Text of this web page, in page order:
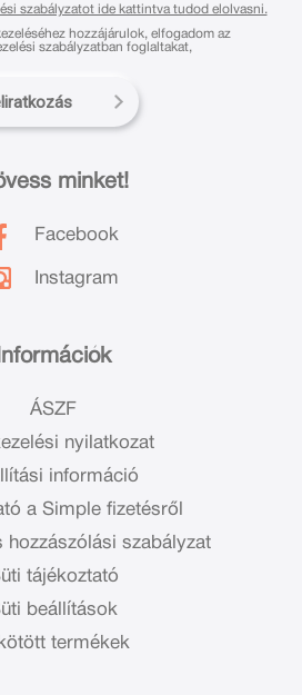
Információk
ÁSZF
nyilatkozat
információ
a Simple fizetésről
hozzászólási szabályzat
tájékoztató
beállítások
termékek
minket!
Facebook
Instagram
szabályzatot ide kattintva tudod elolvasni.
hozzájárulok, elfogadom az
adatvédelmi és adatkezelési szabályzatban foglaltakat,